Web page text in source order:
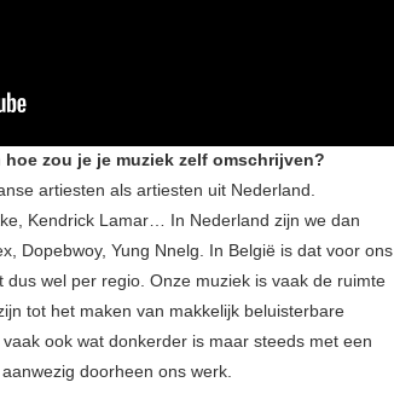
zou je je muziek zelf omschrijven?
artiesten als artiesten uit Nederland.
Kendrick Lamar… In Nederland zijn we dan
Dopebwoy, Yung Nnelg. In België is dat voor ons
wel per regio. Onze muziek is vaak de ruimte
tot het maken van makkelijk beluisterbare
ook wat donkerder is maar steeds met een
doorheen ons werk.